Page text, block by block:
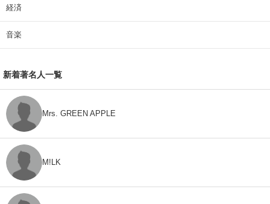
経済
音楽
新着著名人一覧
Mrs. GREEN APPLE
M!LK